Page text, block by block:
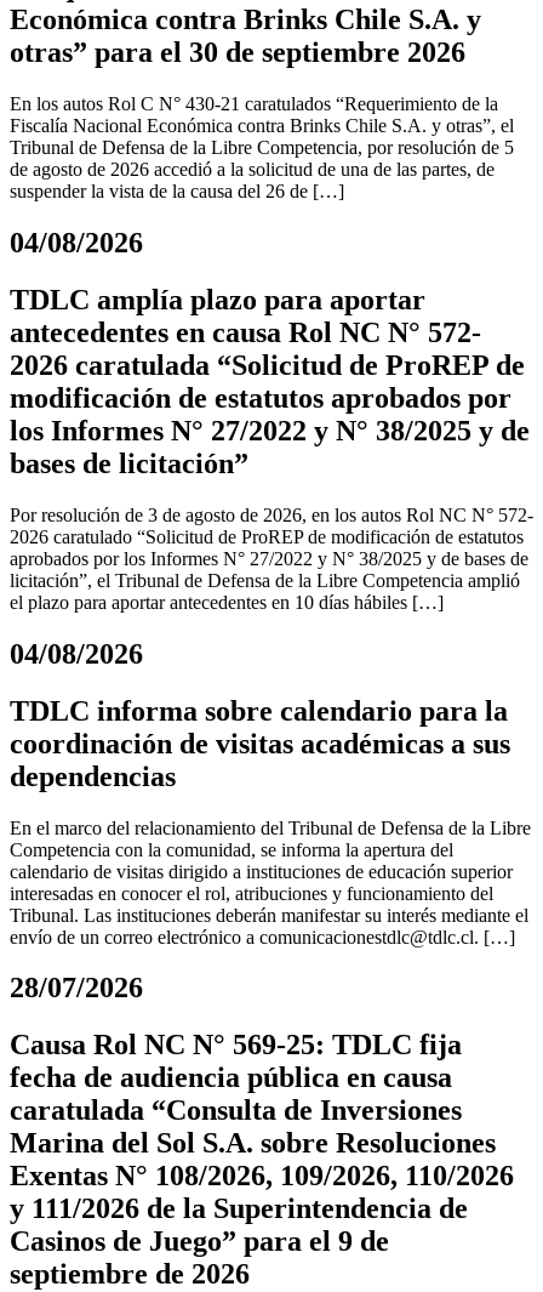
Económica contra Brinks Chile S.A. y
otras” para el 30 de septiembre 2026
En los autos Rol C N° 430-21 caratulados “Requerimiento de la
Fiscalía Nacional Económica contra Brinks Chile S.A. y otras”, el
Tribunal de Defensa de la Libre Competencia, por resolución de 5
de agosto de 2026 accedió a la solicitud de una de las partes, de
suspender la vista de la causa del 26 de […]
04/08/2026
TDLC amplía plazo para aportar
antecedentes en causa Rol NC N° 572-
2026 caratulada “Solicitud de ProREP de
modificación de estatutos aprobados por
los Informes N° 27/2022 y N° 38/2025 y de
bases de licitación”
Por resolución de 3 de agosto de 2026, en los autos Rol NC N° 572-
2026 caratulado “Solicitud de ProREP de modificación de estatutos
aprobados por los Informes N° 27/2022 y N° 38/2025 y de bases de
licitación”, el Tribunal de Defensa de la Libre Competencia amplió
el plazo para aportar antecedentes en 10 días hábiles […]
04/08/2026
TDLC informa sobre calendario para la
coordinación de visitas académicas a sus
dependencias
En el marco del relacionamiento del Tribunal de Defensa de la Libre
Competencia con la comunidad, se informa la apertura del
calendario de visitas dirigido a instituciones de educación superior
interesadas en conocer el rol, atribuciones y funcionamiento del
Tribunal. Las instituciones deberán manifestar su interés mediante el
envío de un correo electrónico a comunicacionestdlc@tdlc.cl. […]
28/07/2026
Causa Rol NC N° 569-25: TDLC fija
fecha de audiencia pública en causa
caratulada “Consulta de Inversiones
Marina del Sol S.A. sobre Resoluciones
Exentas N° 108/2026, 109/2026, 110/2026
y 111/2026 de la Superintendencia de
Casinos de Juego” para el 9 de
septiembre de 2026